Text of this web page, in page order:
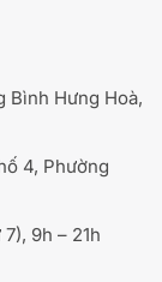
Bình Hưng Hoà,
4, Phường
9h – 21h